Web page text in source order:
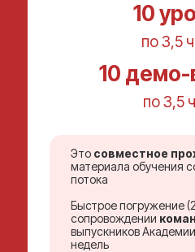
Это совместное
материала обучения
потока
Быстрое погружение
сопровождении
выпускников
недель
10 демо-
по 3,5
по 3,5
10